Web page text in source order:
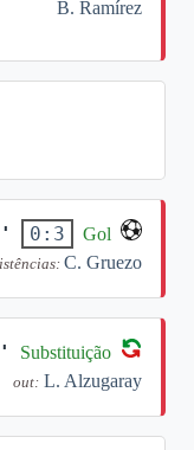
B. Ramírez
0:3
Gol
C. Gruezo
Substituição
out: L. Alzugaray